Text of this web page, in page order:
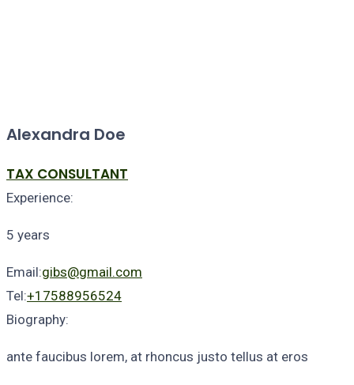
Alexandra Doe
TAX CONSULTANT
Experience:
5 years
Email:gibs@gmail.com
Tel:+17588956524
Biography:
ante faucibus lorem, at rhoncus justo tellus at eros